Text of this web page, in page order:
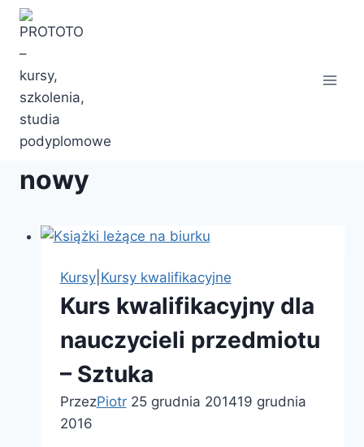
Przejdź
treści
nowy
Kursy| Kursy kwalifikacyjne
Kurs kwalifikacyjny dla
nauczycieli przedmiotu
– Sztuka
PrzezPiotr 25 grudnia 201419 grudnia
2016